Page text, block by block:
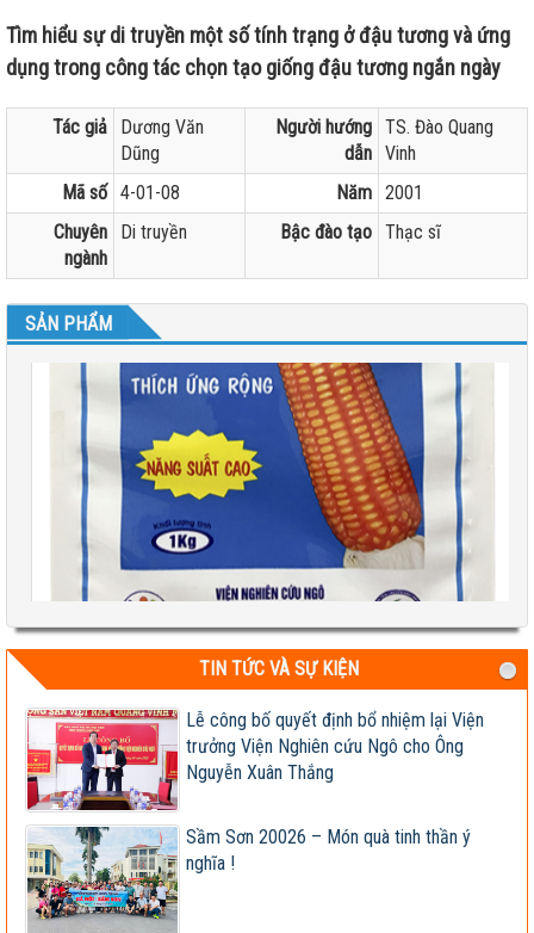
Tìm hiểu sự di truyền một số tính trạng ở đậu tương và ứng
dụng trong công tác chọn tạo giống đậu tương ngắn ngày
Tác giả
Dương Văn
Dũng
Người hướng
dẫn
TS. Đào Quang
Vinh
Mã số 4-01-08 Năm 2001
Chuyên
ngành
Di truyền Bậc đào tạo Thạc sĩ
SẢN PHẨM
Test 2
04-08-2026 06:17:14 PM
TIN TỨC VÀ SỰ KIỆN
Lễ công bố quyết định bổ nhiệm lại Viện
trưởng Viện Nghiên cứu Ngô cho Ông
Nguyễn Xuân Thắng
Sầm Sơn 20026 – Món quà tinh thần ý
nghĩa !